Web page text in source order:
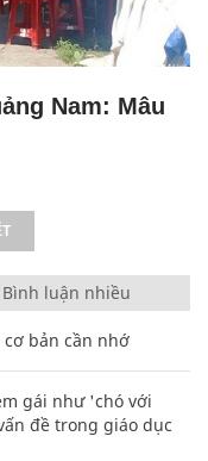
Nam: Mâu
Bình luận nhiều
bản cần nhớ
gái như 'chó với
đề trong giáo dục